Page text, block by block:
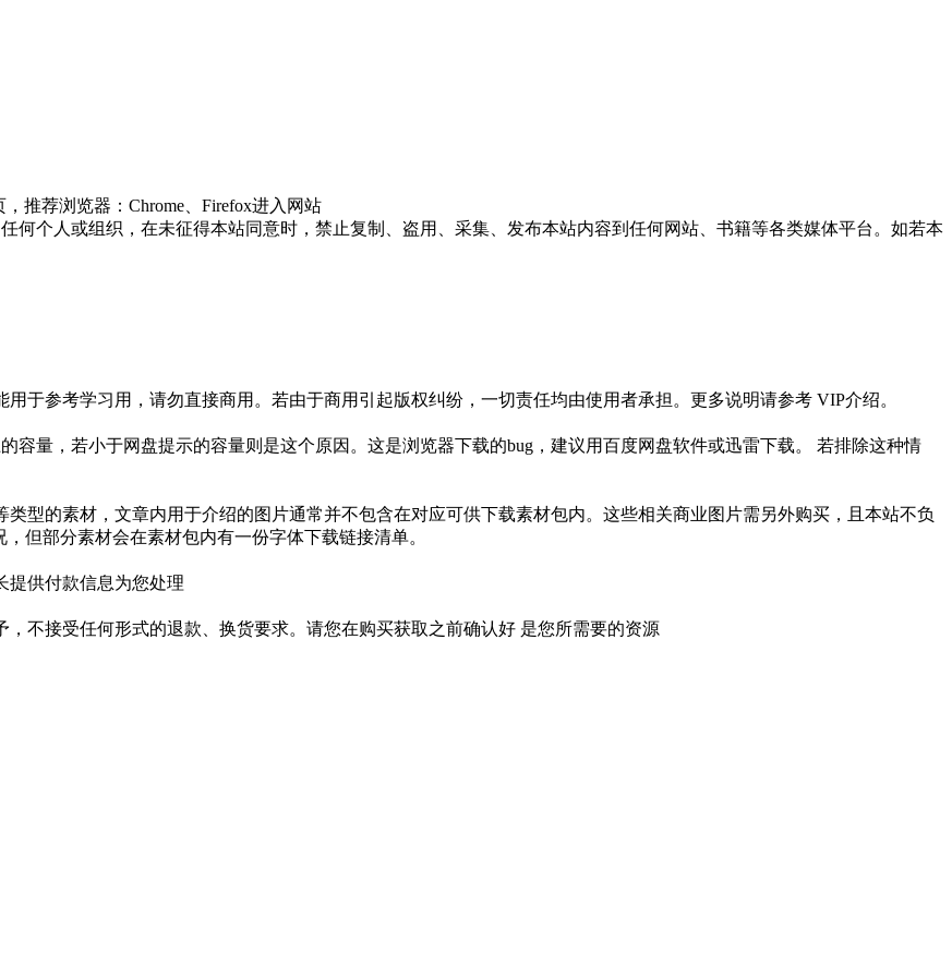
推荐浏览器：Chrome、Firefox进入网站
何个人或组织，在未征得本站同意时，禁止复制、盗用、采集、发布本站内容到任何网站、书籍等各类媒体平台。如若本
于参考学习用，请勿直接商用。若由于商用引起版权纠纷，一切责任均由使用者承担。更多说明请参考 VIP介绍。
容量，若小于网盘提示的容量则是这个原因。这是浏览器下载的bug，建议用百度网盘软件或迅雷下载。 若排除这种情
型的素材，文章内用于介绍的图片通常并不包含在对应可供下载素材包内。这些相关商业图片需另外购买，且本站不负
但部分素材会在素材包内有一份字体下载链接清单。
提供付款信息为您处理
不接受任何形式的退款、换货要求。请您在购买获取之前确认好 是您所需要的资源